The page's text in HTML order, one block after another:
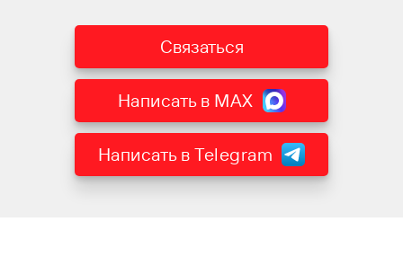
Связаться
Написать в MAX
Написать в Telegram